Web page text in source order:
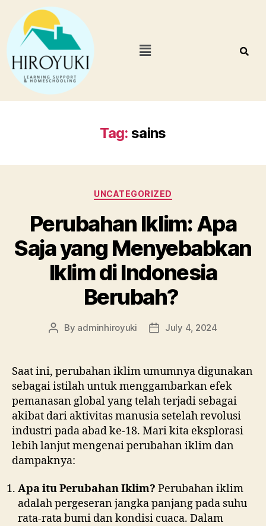
Tag: sains
UNCATEGORIZED
Perubahan Iklim: Apa
Saja yang Menyebabkan
Iklim di Indonesia
Berubah?
By adminhiroyuki July 4, 2024
Saat ini, perubahan iklim umumnya digunakan
sebagai istilah untuk menggambarkan efek
pemanasan global yang telah terjadi sebagai
akibat dari aktivitas manusia setelah revolusi
industri pada abad ke-18. Mari kita eksplorasi
lebih lanjut mengenai perubahan iklim dan
dampaknya:
Apa itu Perubahan Iklim? Perubahan iklim
adalah pergeseran jangka panjang pada suhu
rata-rata bumi dan kondisi cuaca. Dalam